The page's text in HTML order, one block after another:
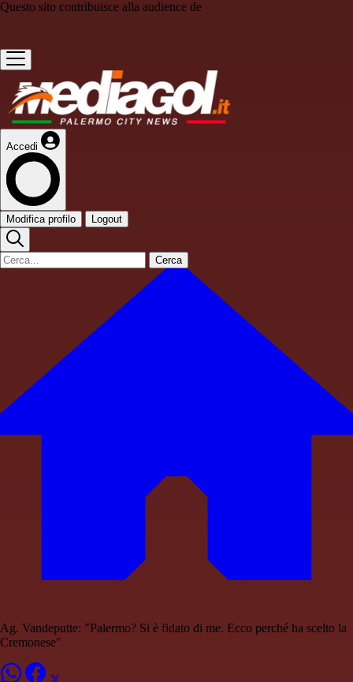
Questo sito contribuisce alla audience de
Accedi
Modifica profilo Logout
Cerca
Ag. Vandeputte: "Palermo? Si è fidato di me. Ecco perché ha scelto la
Cremonese"